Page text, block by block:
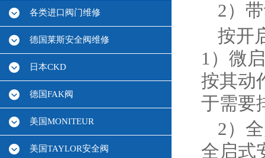
各类进口阀门维修
德国莱斯安全阀维修
日本CKD
德国FAK阀
美国MONITEUR
美国TAYLOR安全阀
2）
按开
1）微
按其动
于需要
2）
全启式